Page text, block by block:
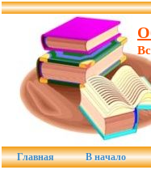
Главная В начало